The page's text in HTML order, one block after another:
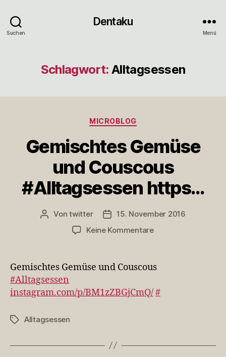
Suchen
Dentaku
Menü
Schlagwort: Alltagsessen
Kategorien
MICROBLOG
Gemischtes Gemüse
und Couscous
#Alltagsessen https…
Beitragsautor
Vontwitter Veröffentlichungsdatum
15. November 2016
Keine Kommentarezu
https…
Gemischtes Gemüse und Couscous
#Alltagsessen
instagram.com/p/BM1zZBGjCmQ/#
Schlagwörter
Alltagsessen